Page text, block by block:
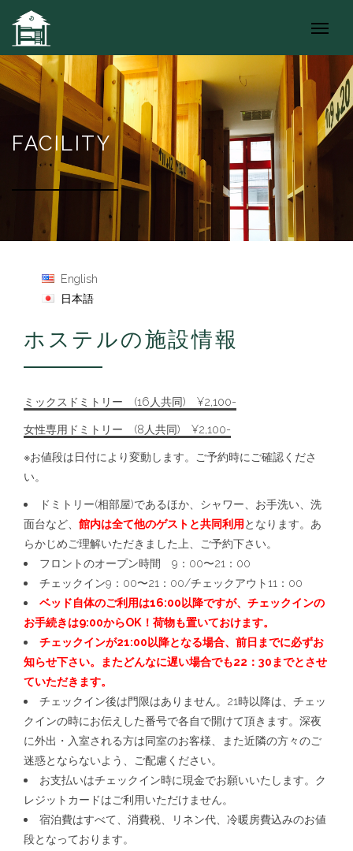
FACILITY
English
日本語
ホステルの施設情報
ミックスドミトリー (16人共同) ¥2,100-
女性専用ドミトリー (8人共同) ¥2,100-
※お値段は日付により変動します。ご予約時にご確認くださ
い。
ドミトリー(相部屋)であるほか、シャワー、お手洗い、洗
面台など、 館内は全て他のゲストと共同利用となります。あ
らかじめご理解いただきました上、ご予約下さい。
フロントのオープン時間 9：00〜21：00
チェックイン9：00〜21：00/チェックアウト11：00
ベッド自体のご利用は16:00以降ですが、チェックインの
お手続きは9:00からOK！荷物も置いておけます。
チェックインが21:00以降となる場合、前日までに必ずお
知らせ下さい。またどんなに遅い場合でも22：30までとさせ
ていただきます。
チェックイン後は門限はありません。21時以降は、チェッ
クインの時にお伝えした番号で各自で開けて頂きます。深夜
に外出・入室される方は同室のお客様、また近隣の方々のご
迷惑とならないよう、ご配慮ください。
お支払いはチェックイン時に現金でお願いいたします。ク
レジットカードはご利用いただけません。
宿泊費はすべて、消費税、リネン代、冷暖房費込みのお値
段となっております。